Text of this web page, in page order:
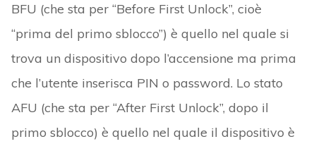
BFU (che sta per “Before First Unlock”, cioè
“prima del primo sblocco”) è quello nel quale si
trova un dispositivo dopo l’accensione ma prima
che l’utente inserisca PIN o password. Lo stato
AFU (che sta per “After First Unlock”, dopo il
primo sblocco) è quello nel quale il dispositivo è